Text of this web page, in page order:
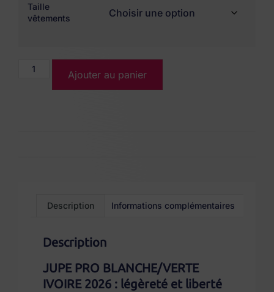
Taille
vêtements
Ajouter au panier
Description Informations complémentaires
Description
JUPE PRO BLANCHE/VERTE
IVOIRE 2026 : légèreté et liberté